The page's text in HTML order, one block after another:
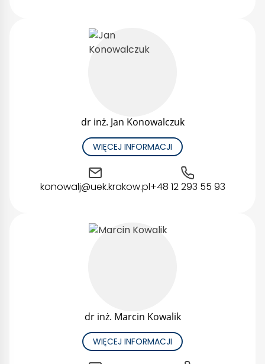
dr inż. Jan Konowalczuk
WIĘCEJ INFORMACJI
konowalj@uek.krakow.pl+48 12 293 55 93
dr inż. Marcin Kowalik
WIĘCEJ INFORMACJI